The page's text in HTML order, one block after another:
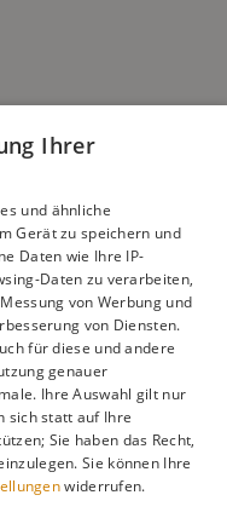
Ihrer
und ähnliche
Gerät zu speichern und
Daten wie Ihre IP-
Daten zu verarbeiten,
von Werbung und
von Diensten.
für diese und andere
genauer
Ihre Auswahl gilt nur
sich statt auf Ihre
Sie haben das Recht,
Sie können Ihre
widerrufen.